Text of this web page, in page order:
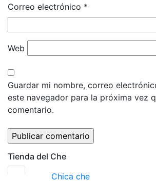
Correo electrónico *
Web
Guardar mi nombre, correo
este navegador para la próxima vez
comentario.
Tienda del Che
Chica che